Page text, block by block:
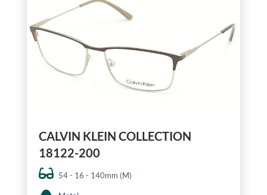
CALVIN KLEIN COLLECTION
18122-200
54 - 16 - 140mm (M)